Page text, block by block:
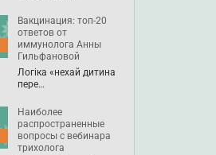
Вакцинация: топ-20
ответов от
иммунолога Анны
Гильфановой
Логіка «нехай дитина
пере…
Наиболее
распространенные
вопросы с вебинара
трихолога